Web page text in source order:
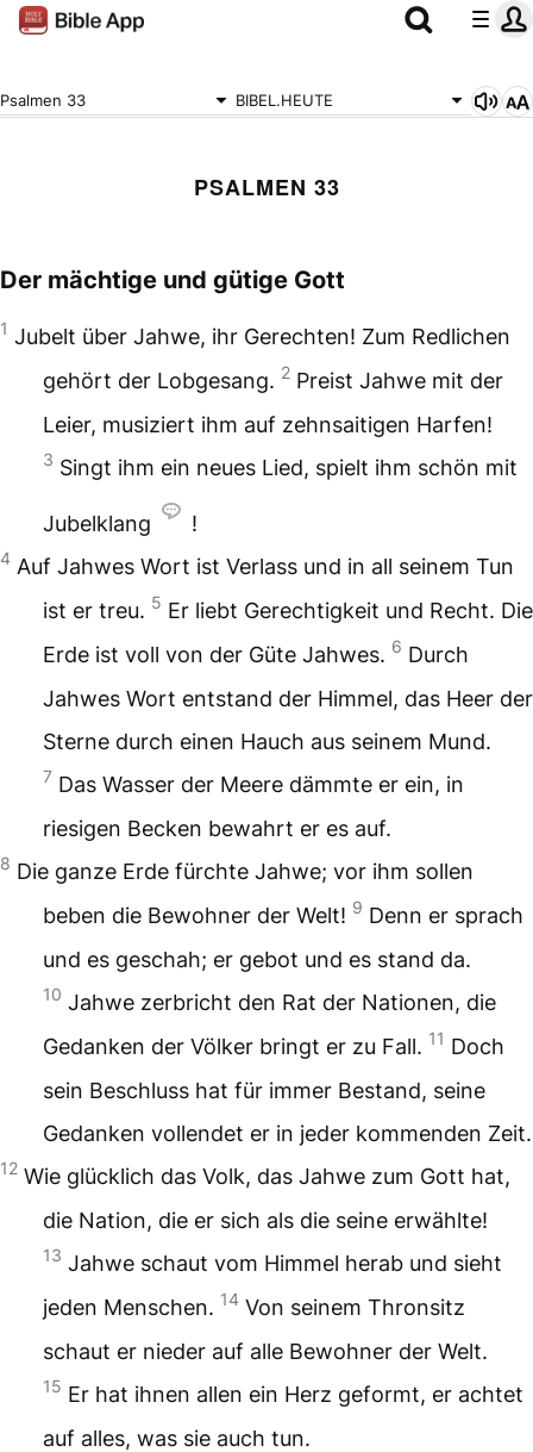
Psalmen 33 BIBEL.HEUTE
PSALMEN 33
Der mächtige und gütige Gott
1 Jubelt über Jahwe, ihr Gerechten! Zum Redlichen
gehört der Lobgesang. 2 Preist Jahwe mit der
Leier, musiziert ihm auf zehnsaitigen Harfen!
3 Singt ihm ein neues Lied, spielt ihm schön mit
Jubelklang !
4 Auf Jahwes Wort ist Verlass und in all seinem Tun
ist er treu. 5 Er liebt Gerechtigkeit und Recht. Die
Erde ist voll von der Güte Jahwes. 6 Durch
Jahwes Wort entstand der Himmel, das Heer der
Sterne durch einen Hauch aus seinem Mund.
7 Das Wasser der Meere dämmte er ein, in
riesigen Becken bewahrt er es auf.
8 Die ganze Erde fürchte Jahwe; vor ihm sollen
beben die Bewohner der Welt! 9 Denn er sprach
und es geschah; er gebot und es stand da.
10 Jahwe zerbricht den Rat der Nationen, die
Gedanken der Völker bringt er zu Fall. 11 Doch
sein Beschluss hat für immer Bestand, seine
Gedanken vollendet er in jeder kommenden Zeit.
12 Wie glücklich das Volk, das Jahwe zum Gott hat,
die Nation, die er sich als die seine erwählte!
13 Jahwe schaut vom Himmel herab und sieht
jeden Menschen. 14 Von seinem Thronsitz
schaut er nieder auf alle Bewohner der Welt.
15 Er hat ihnen allen ein Herz geformt, er achtet
auf alles, was sie auch tun.